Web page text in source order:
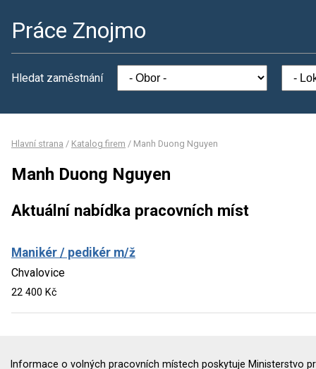
Práce Znojmo
Hledat zaměstnání
Hlavní strana / Katalog firem / Manh Duong Nguyen
Manh Duong Nguyen
Aktuální nabídka pracovních míst
Manikér / pedikér m/ž
Chvalovice
22 400 Kč
Informace o volných pracovních místech poskytuje Ministerstvo